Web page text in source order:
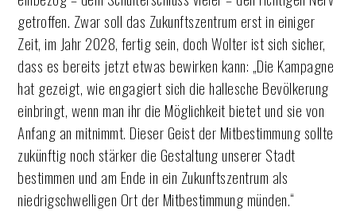
getroffen. Zwar soll das Zukunftszentrum erst in einiger
Zeit, im Jahr 2028, fertig sein, doch Wolter ist sich sicher,
dass es bereits jetzt etwas bewirken kann: „Die Kampagne
hat gezeigt, wie engagiert sich die hallesche Bevölkerung
einbringt, wenn man ihr die Möglichkeit bietet und sie von
Anfang an mitnimmt. Dieser Geist der Mitbestimmung sollte
zukünftig noch stärker die Gestaltung unserer Stadt
bestimmen und am Ende in ein Zukunftszentrum als
niedrigschwelligen Ort der Mitbestimmung münden.“